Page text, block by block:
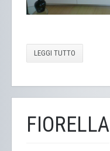
LEGGI TUTTO
FIORELLA